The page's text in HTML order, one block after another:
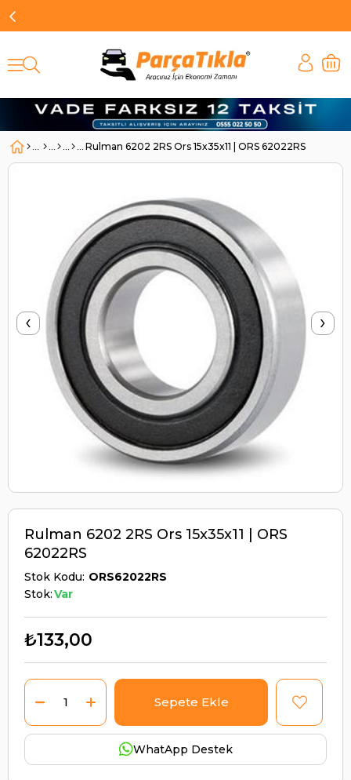
Rulman 6202 2RS Ors 15x35x11 | ORS 62022RS
‹ ›
Rulman 6202 2RS Ors 15x35x11 | ORS
62022RS
Stok Kodu ORS62022RS
Stok:Var
₺133,00
WhatApp Destek